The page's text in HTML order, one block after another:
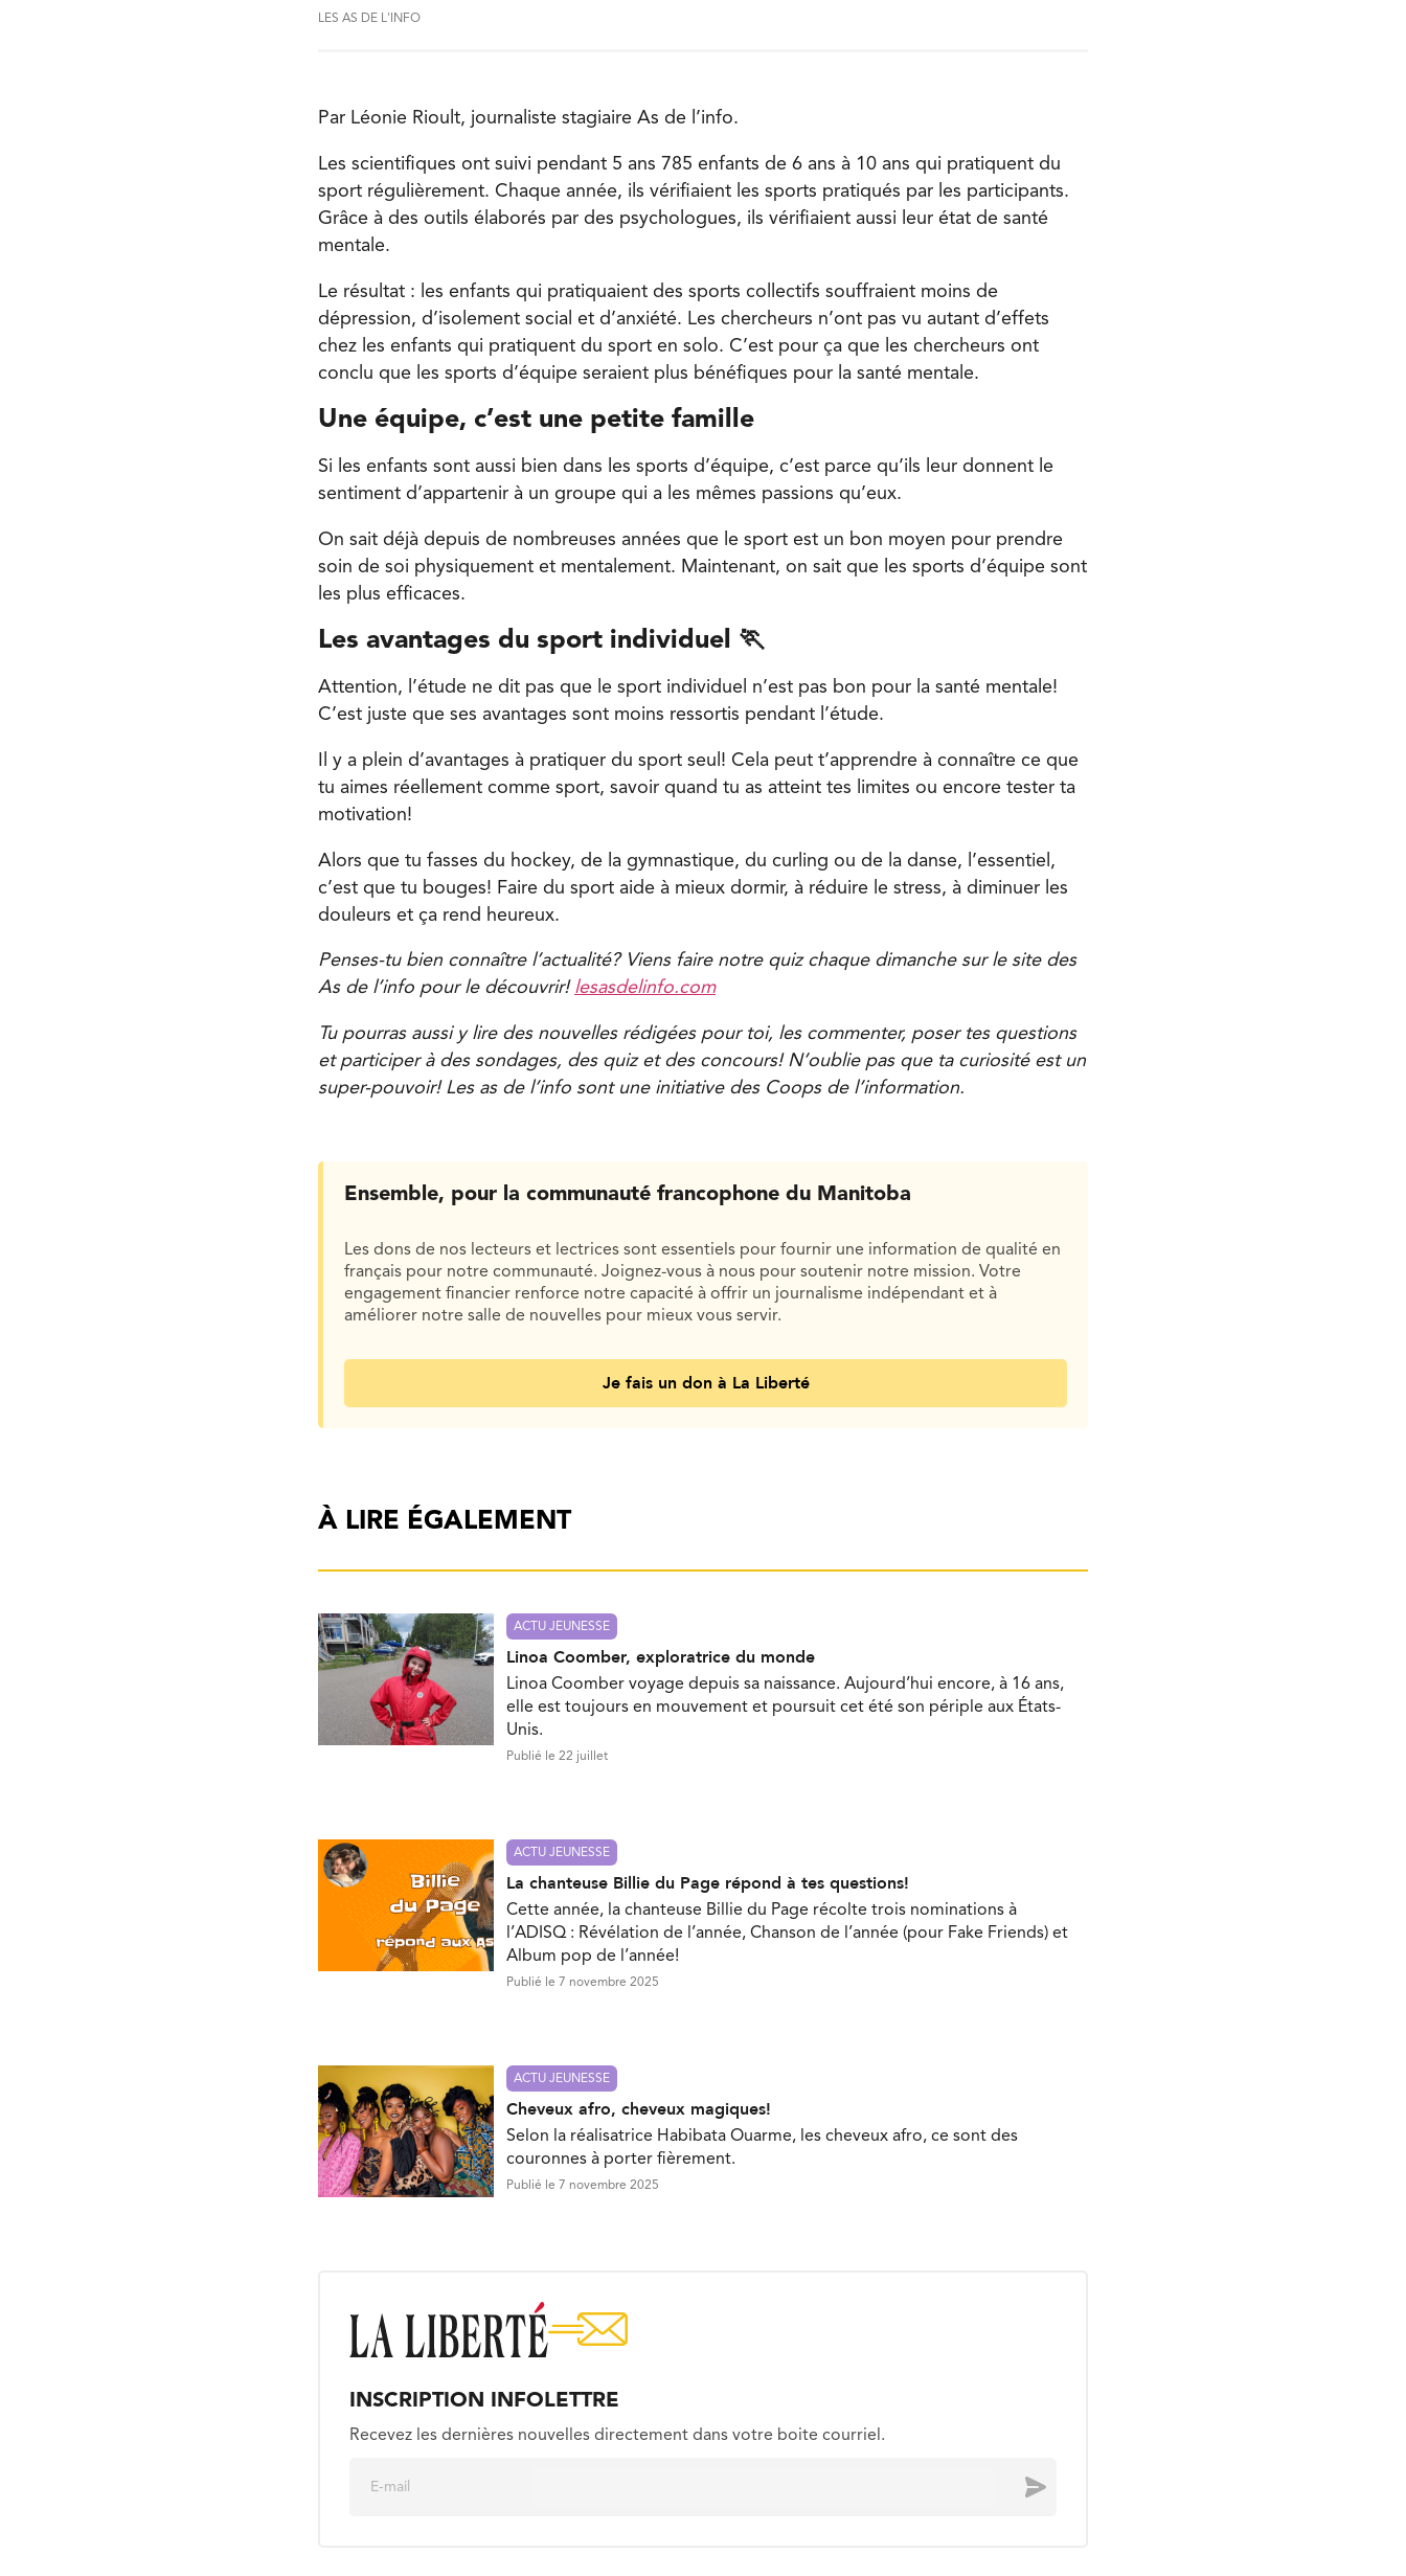
LES AS DE L'INFO
Par Léonie Rioult, journaliste stagiaire As de l’info.
Les scientifiques ont suivi pendant 5 ans 785 enfants de 6 ans à 10 ans qui pratiquent du
sport régulièrement. Chaque année, ils vérifiaient les sports pratiqués par les participants.
Grâce à des outils élaborés par des psychologues, ils vérifiaient aussi leur état de santé
mentale.
Le résultat : les enfants qui pratiquaient des sports collectifs souffraient moins de
dépression, d’isolement social et d’anxiété. Les chercheurs n’ont pas vu autant d’effets
chez les enfants qui pratiquent du sport en solo. C’est pour ça que les chercheurs ont
conclu que les sports d’équipe seraient plus bénéfiques pour la santé mentale.
Une équipe, c’est une petite famille
Si les enfants sont aussi bien dans les sports d’équipe, c’est parce qu’ils leur donnent le
sentiment d’appartenir à un groupe qui a les mêmes passions qu’eux.
On sait déjà depuis de nombreuses années que le sport est un bon moyen pour prendre
soin de soi physiquement et mentalement. Maintenant, on sait que les sports d’équipe sont
les plus efficaces.
Les avantages du sport individuel 🏃
Attention, l’étude ne dit pas que le sport individuel n’est pas bon pour la santé mentale!
C’est juste que ses avantages sont moins ressortis pendant l’étude.
Il y a plein d’avantages à pratiquer du sport seul! Cela peut t’apprendre à connaître ce que
tu aimes réellement comme sport, savoir quand tu as atteint tes limites ou encore tester ta
motivation!
Alors que tu fasses du hockey, de la gymnastique, du curling ou de la danse, l’essentiel,
c’est que tu bouges! Faire du sport aide à mieux dormir, à réduire le stress, à diminuer les
douleurs et ça rend heureux.
Penses-tu bien connaître l’actualité? Viens faire notre quiz chaque dimanche sur le site des
As de l’info pour le découvrir! lesasdelinfo.com
Tu pourras aussi y lire des nouvelles rédigées pour toi, les commenter, poser tes questions
et participer à des sondages, des quiz et des concours! N’oublie pas que ta curiosité est un
super-pouvoir! Les as de l’info sont une initiative des Coops de l’information.
Ensemble, pour la communauté francophone du Manitoba
Les dons de nos lecteurs et lectrices sont essentiels pour fournir une information de qualité en
français pour notre communauté. Joignez-vous à nous pour soutenir notre mission. Votre
engagement financier renforce notre capacité à offrir un journalisme indépendant et à
améliorer notre salle de nouvelles pour mieux vous servir.
Je fais un don à La Liberté
À LIRE ÉGALEMENT
ACTU JEUNESSE
Linoa Coomber, exploratrice du monde
Linoa Coomber voyage depuis sa naissance. Aujourd’hui encore, à 16 ans,
elle est toujours en mouvement et poursuit cet été son périple aux États-
Unis.
Publié le 22 juillet
ACTU JEUNESSE
La chanteuse Billie du Page répond à tes questions!
Cette année, la chanteuse Billie du Page récolte trois nominations à
l’ADISQ : Révélation de l’année, Chanson de l’année (pour Fake Friends) et
Album pop de l’année!
Publié le 7 novembre 2025
ACTU JEUNESSE
Cheveux afro, cheveux magiques!
Selon la réalisatrice Habibata Ouarme, les cheveux afro, ce sont des
couronnes à porter fièrement.
Publié le 7 novembre 2025
INSCRIPTION INFOLETTRE
Recevez les dernières nouvelles directement dans votre boite courriel.
Envoyer